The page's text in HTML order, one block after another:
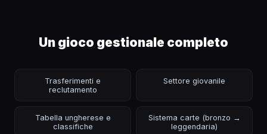
Un gioco gestionale completo
Trasferimenti e
reclutamento
Settore giovanile
Tabella ungherese e
classifiche
Sistema carte (bronzo →
leggendaria)